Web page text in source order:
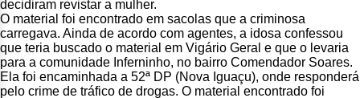
decidiram revistar a mulher.
O material foi encontrado em sacolas que a criminosa
carregava. Ainda de acordo com agentes, a idosa confessou
que teria buscado o material em Vigário Geral e que o levaria
para a comunidade Inferninho, no bairro Comendador Soares.
Ela foi encaminhada a 52ª DP (Nova Iguaçu), onde responderá
pelo crime de tráfico de drogas. O material encontrado foi